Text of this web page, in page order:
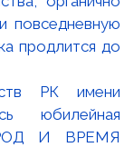
РК имени
юбилейная
И ВРЕМЯ